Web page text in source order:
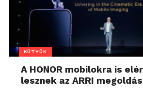
KÜTYÜK
A HONOR mobilokra is
lesznek az ARRI